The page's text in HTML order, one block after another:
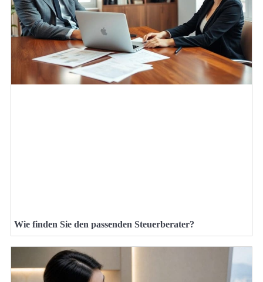
Wie finden Sie den passenden Steuerberater?